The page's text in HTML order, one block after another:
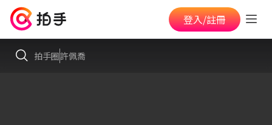
登入/註冊
拍手圈許佩喬